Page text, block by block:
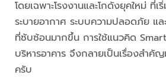
โดยเฉพาะโรงงานและโกดังยุคใหม่ ที่เ
ระบายอากาศ ระบบความปลอดภัย แ
ที่ซับซ้อนมากขึ้น การใช้แนวคิด
บริหารอาคาร จึงกลายเป็นเรื่องสำคั
ครับ